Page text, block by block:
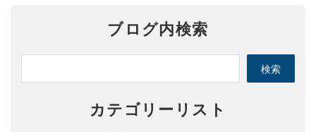
ブログ内検索
カテゴリーリスト